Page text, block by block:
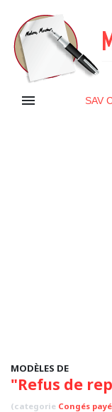
 SAV
MODÈLES DE
"Refus de
(categorie Congés